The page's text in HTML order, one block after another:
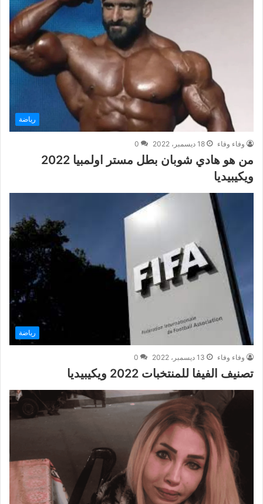
رياضة
وفاء وفاء 18 ديسمبر، 2022 0
من هو هادي شوبان بطل مستر اولمبيا 2022
ويكيبيديا
رياضة
وفاء وفاء 13 ديسمبر، 2022 0
تصنيف الفيفا للمنتخبات 2022 ويكيبيديا